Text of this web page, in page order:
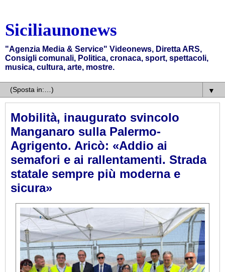
Siciliaunonews
"Agenzia Media & Service" Videonews, Diretta ARS,
Consigli comunali, Politica, cronaca, sport, spettacoli,
musica, cultura, arte, mostre.
▼
Mobilità, inaugurato svincolo
Manganaro sulla Palermo-
Agrigento. Aricò: «Addio ai
semafori e ai rallentamenti. Strada
statale sempre più moderna e
sicura»